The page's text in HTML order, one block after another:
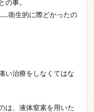
の事。
衛生的に際どかったの
い治療をしなくてはな
は、液体窒素を用いた